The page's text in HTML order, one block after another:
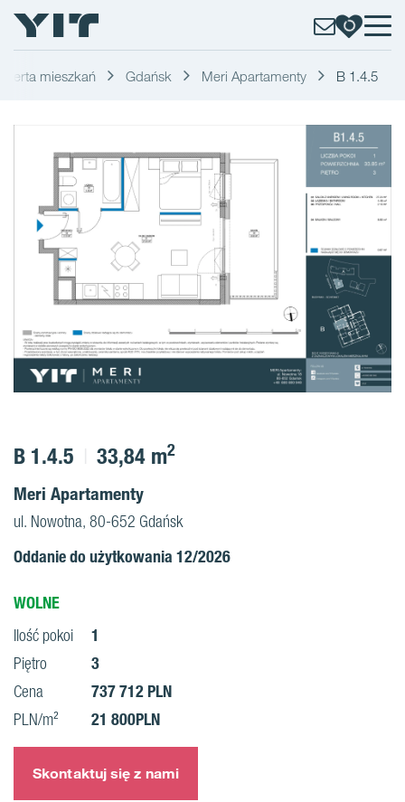
Oferta mieszkań Gdańsk Meri Apartamenty B 1.4.5
B 1.4.5 33,84 m2
Meri Apartamenty
ul. Nowotna, 80-652 Gdańsk
Oddanie do użytkowania 12/2026
WOLNE
Ilość pokoi 1
Piętro 3
Cena 737 712 PLN
PLN/m² 21 800PLN
Skontaktuj się z nami